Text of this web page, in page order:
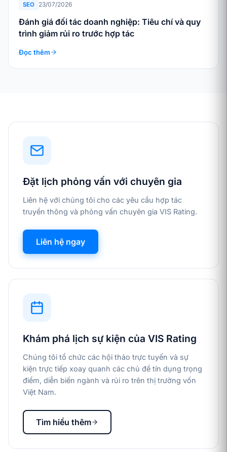
SEO 23/07/2026
Đánh giá đối tác doanh nghiệp: Tiêu chí và quy
trình giảm rủi ro trước hợp tác
Đọc thêm
Đặt lịch phỏng vấn với chuyên gia
Liên hệ với chúng tôi cho các yêu cầu hợp tác
truyền thông và phỏng vấn chuyên gia VIS Rating.
Liên hệ ngay
Khám phá lịch sự kiện của VIS Rating
Chúng tôi tổ chức các hội thảo trực tuyến và sự
kiện trực tiếp xoay quanh các chủ đề tín dụng trọng
điểm, diễn biến ngành và rủi ro trên thị trường vốn
Việt Nam.
Tìm hiểu thêm